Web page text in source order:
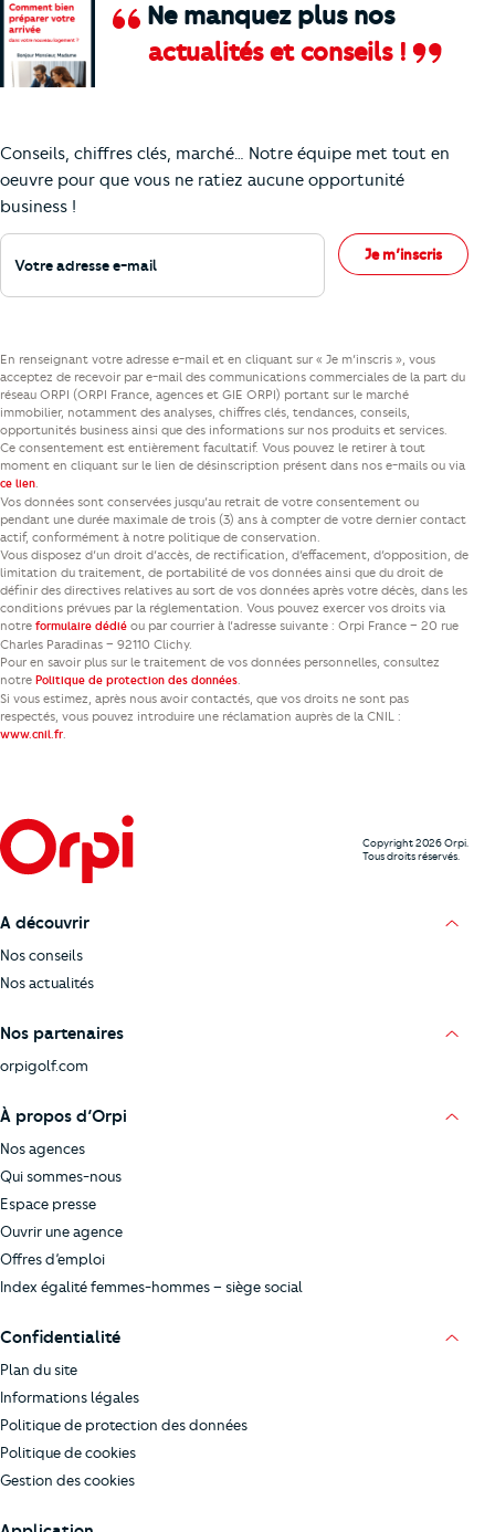
Ne manquez plus nos
actualités et conseils !
Conseils, chiffres clés, marché… Notre équipe met tout en
oeuvre pour que vous ne ratiez aucune opportunité
business !
Votre adresse e-mail
Je m’inscris
En renseignant votre adresse e-mail et en cliquant sur « Je m’inscris », vous
acceptez de recevoir par e-mail des communications commerciales de la part du
réseau ORPI (ORPI France, agences et GIE ORPI) portant sur le marché
immobilier, notamment des analyses, chiffres clés, tendances, conseils,
opportunités business ainsi que des informations sur nos produits et services.
Ce consentement est entièrement facultatif. Vous pouvez le retirer à tout
moment en cliquant sur le lien de désinscription présent dans nos e-mails ou via
ce lien.
Vos données sont conservées jusqu’au retrait de votre consentement ou
pendant une durée maximale de trois (3) ans à compter de votre dernier contact
actif, conformément à notre politique de conservation.
Vous disposez d’un droit d’accès, de rectification, d’effacement, d’opposition, de
limitation du traitement, de portabilité de vos données ainsi que du droit de
définir des directives relatives au sort de vos données après votre décès, dans les
conditions prévues par la réglementation. Vous pouvez exercer vos droits via
notre formulaire dédié ou par courrier à l’adresse suivante : Orpi France – 20 rue
Charles Paradinas – 92110 Clichy.
Pour en savoir plus sur le traitement de vos données personnelles, consultez
notre Politique de protection des données.
Si vous estimez, après nous avoir contactés, que vos droits ne sont pas
respectés, vous pouvez introduire une réclamation auprès de la CNIL :
www.cnil.fr.
Copyright 2026 Orpi.
Tous droits réservés.
A découvrir
Nos conseils
Nos actualités
Nos partenaires
orpigolf.com
À propos d’Orpi
Nos agences
Qui sommes-nous
Espace presse
Ouvrir une agence
Offres d’emploi
Index égalité femmes-hommes – siège social
Confidentialité
Plan du site
Informations légales
Politique de protection des données
Politique de cookies
Gestion des cookies